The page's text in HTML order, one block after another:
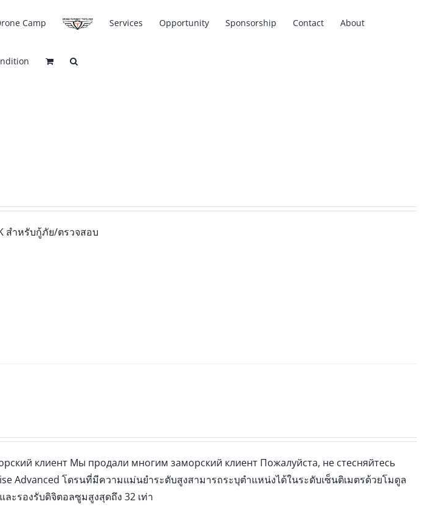
Camp Services Opportunity Sponsorship Contact About
สำหรับกู้ภัย/ตรวจสอบ
клиент Мы продали многим заморский клиент Пожалуйста, не стесняйтесь
Advanced โดรนที่มีความแม่นยำระดับสูงสามารถระบุตำแหน่งได้ในระดับเซ็นติเมตรด้วยโมดูล
ะรองรับดิจิตอลซูมสูงสุดถึง 32 เท่า